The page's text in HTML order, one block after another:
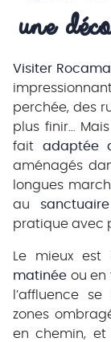
une
Visiter
perchée, des
plus finir…
fait adaptée
aménagés
longues
au sanctuaire
pratique avec
Le mieux
matinée ou en
l’affluence
zones
en chemin,